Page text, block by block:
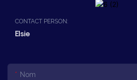
CONTACT PERSON:
Elsie
Nom